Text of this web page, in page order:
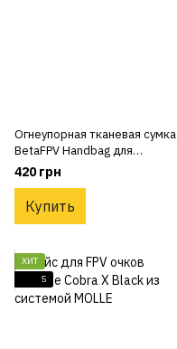
Огнеупорная тканевая сумка
BetaFPV Handbag для
аккумуляторов 1S-4S
420 грн
Купить
ХИТ
5